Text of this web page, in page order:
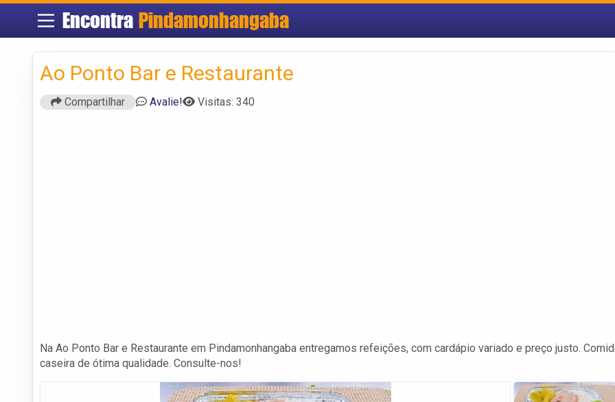
Encontra Pindamonhangaba
Ao Ponto Bar e Restaurante
Compartilhar Avalie! Visitas: 340
Na Ao Ponto Bar e Restaurante em Pindamonhangaba entregamos refeições, com cardápio variado e preço justo.
caseira de ótima qualidade. Consulte-nos!